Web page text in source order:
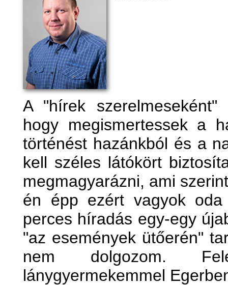
A "hírek
hogy megismertessek a
történést hazánkból és a
kell széles látókört
megmagyarázni, ami
én épp ezért vagyok
perces híradás egy-egy
"az események ütőerén"
nem dolgozom.
lánygyermekemmel